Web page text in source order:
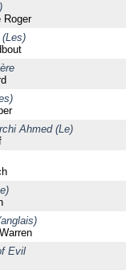
Roger
Ahmed (Le)
Evil